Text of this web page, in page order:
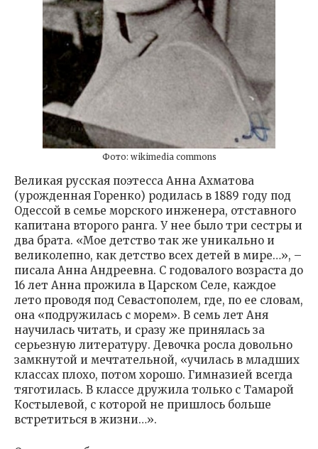
Фото: wikimedia commons
Великая русская поэтесса Анна Ахматова
(урожденная Горенко) родилась в 1889 году под
Одессой в семье морского инженера, отставного
капитана второго ранга. У нее было три сестры и
два брата. «Мое детство так же уникально и
великолепно, как детство всех детей в мире…», –
писала Анна Андреевна. С годовалого возраста до
16 лет Анна прожила в Царском Селе, каждое
лето проводя под Севастополем, где, по ее словам,
она «подружилась с морем». В семь лет Аня
научилась читать, и сразу же принялась за
серьезную литературу. Девочка росла довольно
замкнутой и мечтательной, «училась в младших
классах плохо, потом хорошо. Гимназией всегда
тяготилась. В классе дружила только с Тамарой
Костылевой, с которой не пришлось больше
встретиться в жизни…».